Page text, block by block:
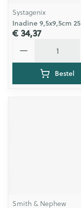
Systagenix
Inadine 9,5x9,5cm 25
€ 34,37
Bestel
Smith & Nephew